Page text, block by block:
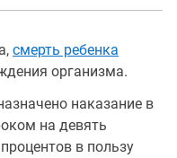
смерть ребенка
организма.
наказание в
на девять
в пользу